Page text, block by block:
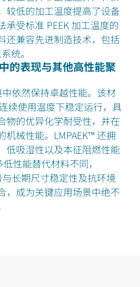
较低的加工温度提高了设备
承受标准 PEEK 加工温度的
还兼容先进制造技术，包括
统。
的表现与其他高性能聚
依然保持卓越性能。该材
续使用温度下稳定运行，具
物的优异化学耐受性，并在
机械性能。LMPAEK™ 还拥
低吸湿性以及本征阻燃性能
性能替代材料不同，
长期尺寸稳定性及抗环境
，成为关键应用场景中绝不